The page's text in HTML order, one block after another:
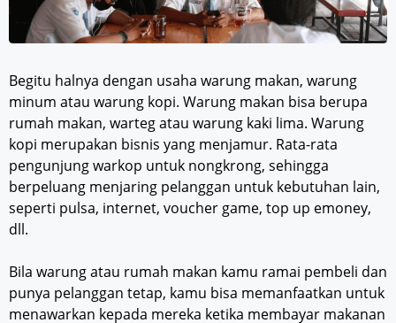
Begitu halnya dengan usaha warung makan, warung
minum atau warung kopi. Warung makan bisa berupa
rumah makan, warteg atau warung kaki lima. Warung
kopi merupakan bisnis yang menjamur. Rata-rata
pengunjung warkop untuk nongkrong, sehingga
berpeluang menjaring pelanggan untuk kebutuhan lain,
seperti pulsa, internet, voucher game, top up emoney,
dll.
Bila warung atau rumah makan kamu ramai pembeli dan
punya pelanggan tetap, kamu bisa memanfaatkan untuk
menawarkan kepada mereka ketika membayar makanan